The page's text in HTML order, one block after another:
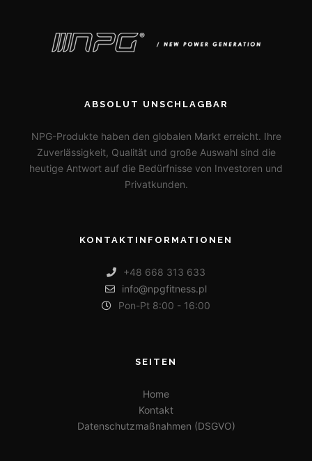
ABSOLUT UNSCHLAGBAR
NPG-Produkte haben den globalen Markt erreicht. Ihre
Zuverlässigkeit, Qualität und große Auswahl sind die
heutige Antwort auf die Bedürfnisse von Investoren und
Privatkunden.
KONTAKTINFORMATIONEN
+48 668 313 633
info@npgfitness.pl
Pon-Pt 8:00 - 16:00
SEITEN
Home
Kontakt
Datenschutzmaßnahmen (DSGVO)